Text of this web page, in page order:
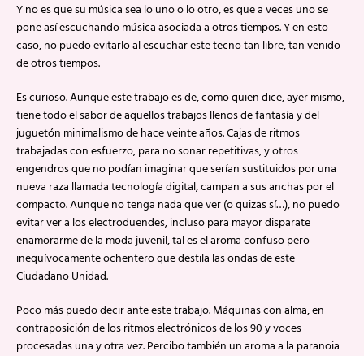
Y no es que su música sea lo uno o lo otro, es que a veces uno se
pone así escuchando música asociada a otros tiempos. Y en esto
caso, no puedo evitarlo al escuchar este tecno tan libre, tan venido
de otros tiempos.
Es curioso. Aunque este trabajo es de, como quien dice, ayer mismo,
tiene todo el sabor de aquellos trabajos llenos de fantasía y del
juguetón minimalismo de hace veinte años. Cajas de ritmos
trabajadas con esfuerzo, para no sonar repetitivas, y otros
engendros que no podían imaginar que serían sustituidos por una
nueva raza llamada tecnología digital, campan a sus anchas por el
compacto. Aunque no tenga nada que ver (o quizas sí…), no puedo
evitar ver a los electroduendes, incluso para mayor disparate
enamorarme de la moda juvenil, tal es el aroma confuso pero
inequívocamente ochentero que destila las ondas de este
Ciudadano Unidad.
Poco más puedo decir ante este trabajo. Máquinas con alma, en
contraposición de los ritmos electrónicos de los 90 y voces
procesadas una y otra vez. Percibo también un aroma a la paranoia